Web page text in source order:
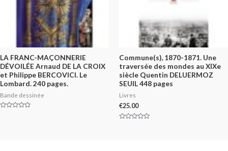
LA FRANC-MAÇONNERIE
DÉVOILÉE Arnaud DE LA CROIX
et Philippe BERCOVICI. Le
Lombard. 240 pages.
Bande dessinée
Commune(s), 1870-1871. Une
traversée des mondes au XIXe
siècle Quentin DELUERMOZ
SEUIL 448 pages
Livres
€25.00